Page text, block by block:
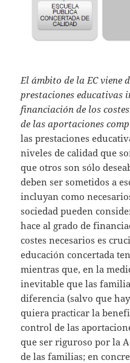
El ámbito de la EC viene
prestaciones educativas
financiación de los
de las aportaciones
las prestaciones
niveles de calidad que
que otros son sólo
deben ser sometidos a
incluyan como
sociedad pueden
hace al grado de
costes necesarios es
educación concertada
mientras que, en la
inevitable que las
diferencia (salvo que
quiera practicar la
control de las
que ser riguroso por la
de las familias; en